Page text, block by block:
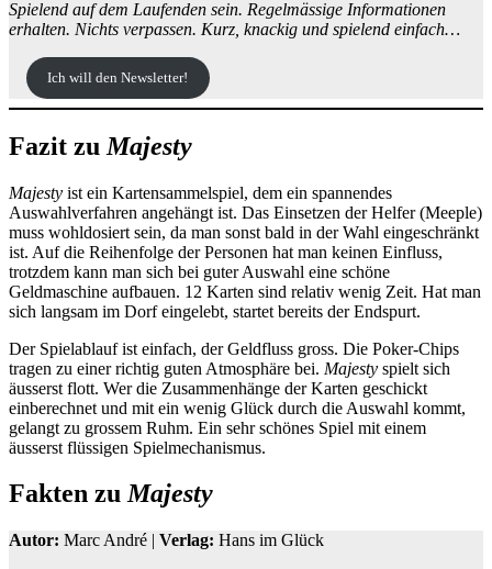
Spielend auf dem Laufenden sein. Regelmässige Informationen
erhalten. Nichts verpassen. Kurz, knackig und spielend einfach…
Ich will den Newsletter!
Fazit zu Majesty
Majesty ist ein Kartensammelspiel, dem ein spannendes
Auswahlverfahren angehängt ist. Das Einsetzen der Helfer (Meeple)
muss wohldosiert sein, da man sonst bald in der Wahl eingeschränkt
ist. Auf die Reihenfolge der Personen hat man keinen Einfluss,
trotzdem kann man sich bei guter Auswahl eine schöne
Geldmaschine aufbauen. 12 Karten sind relativ wenig Zeit. Hat man
sich langsam im Dorf eingelebt, startet bereits der Endspurt.
Der Spielablauf ist einfach, der Geldfluss gross. Die Poker-Chips
tragen zu einer richtig guten Atmosphäre bei. Majesty spielt sich
äusserst flott. Wer die Zusammenhänge der Karten geschickt
einberechnet und mit ein wenig Glück durch die Auswahl kommt,
gelangt zu grossem Ruhm. Ein sehr schönes Spiel mit einem
äusserst flüssigen Spielmechanismus.
Fakten zuMajesty
Autor: Marc André | Verlag: Hans im Glück